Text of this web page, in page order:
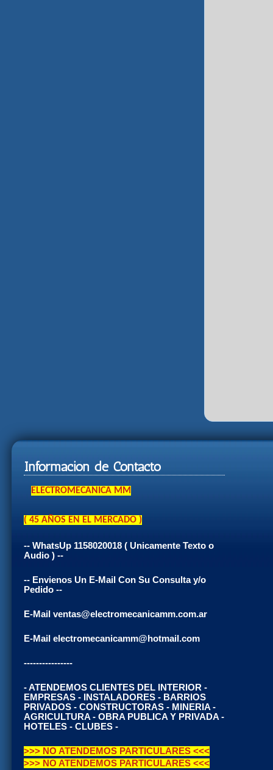
Información de Contacto
ELECTROMECANICA MM
( 45 AÑOS EN EL MERCADO )
-- WhatsUp 1158020018 ( Unicamente Texto o
Audio ) --
-- Envienos Un E-Mail Con Su Consulta y/o
Pedido --
E-Mail ventas@electromecanicamm.com.ar
E-Mail electromecanicamm@hotmail.com
----------------
- ATENDEMOS CLIENTES DEL INTERIOR -
EMPRESAS - INSTALADORES - BARRIOS
PRIVADOS - CONSTRUCTORAS - MINERIA -
AGRICULTURA - OBRA PUBLICA Y PRIVADA -
HOTELES - CLUBES -
>>> NO ATENDEMOS PARTICULARES <<<
>>> NO ATENDEMOS PARTICULARES <<<